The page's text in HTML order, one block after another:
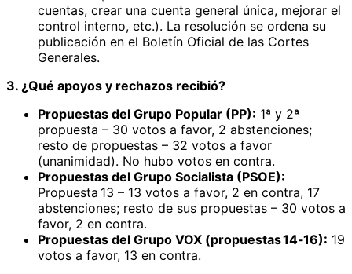
cuentas, crear una cuenta general única, mejorar el
control interno, etc.). La resolución se ordena su
publicación en el Boletín Oficial de las Cortes
Generales.
3. ¿Qué apoyos y rechazos recibió?
Propuestas del Grupo Popular (PP): 1ª y 2ª
propuesta – 30 votos a favor, 2 abstenciones;
resto de propuestas – 32 votos a favor
(unanimidad). No hubo votos en contra.
Propuestas del Grupo Socialista (PSOE):
Propuesta 13 – 13 votos a favor, 2 en contra, 17
abstenciones; resto de sus propuestas – 30 votos a
favor, 2 en contra.
Propuestas del Grupo VOX (propuestas 14‑16): 19
votos a favor, 13 en contra.